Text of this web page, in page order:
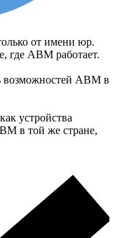
от имени юр.
где ABM работает.
возможностей ABM в
устройства
в той же стране,